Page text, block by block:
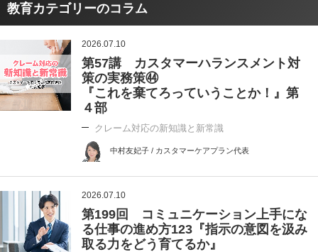
教育カテゴリーのコラム
2026.07.10
第57講 カスタマーハランスメント対
策の実務策㊹
『これを棄てろっていうことか！』第
４部
クレーム対応の新知識と新常識
中村友妃子 / カスタマーケアプラン代表
2026.07.10
第199回 コミュニケーション上手にな
る仕事の進め方123『指示の意図を汲み
取る力をどう育てるか』